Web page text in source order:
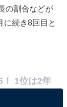
の割合などが
に続き8回目と
！ 1位は2年